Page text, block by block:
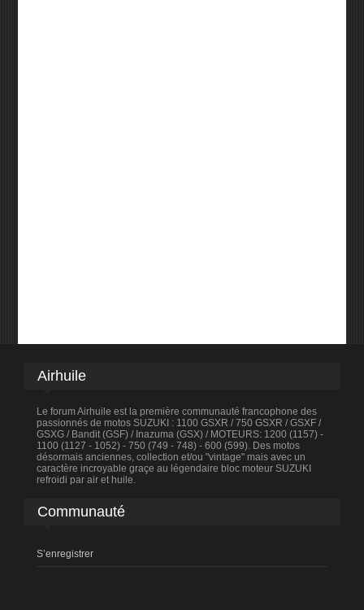
Airhuile
Le forum Airhuile est la première communauté francophone des
passionnés de motos SUZUKI : 1100 GSXR / 750 GSXR / GSXF /
GSXG / Bandit (GSF) / Inazuma (GSX) / MOTEURS: 1200 (1157) -
1100 (1127 - 1052) - 750 (749 - 748) - 600 (599). Des motos
désormais anciennes, collection et/ou "vintage" mais avec un
caractère incroyable graçe au légendaire bloc moteur SUZUKI
refroidi par air et huile.
Communauté
S’enregistrer